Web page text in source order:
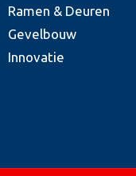
Ramen & Deuren
Gevelbouw
Innovatie